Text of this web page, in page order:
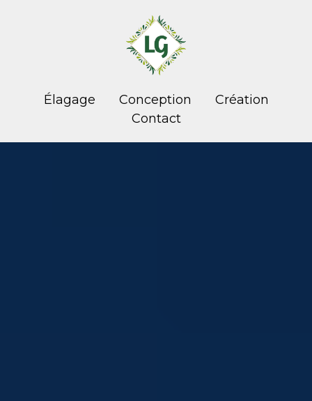
Élagage Conception
Création
Contact